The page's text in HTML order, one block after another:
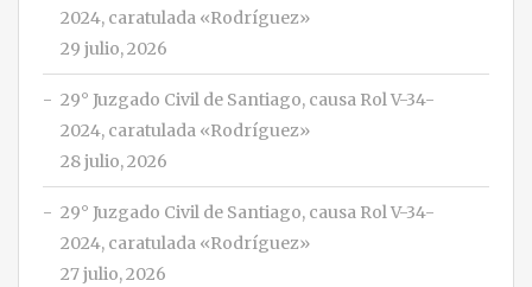
2024, caratulada «Rodríguez»
29 julio, 2026
29° Juzgado Civil de Santiago, causa Rol V-34-
2024, caratulada «Rodríguez»
28 julio, 2026
29° Juzgado Civil de Santiago, causa Rol V-34-
2024, caratulada «Rodríguez»
27 julio, 2026